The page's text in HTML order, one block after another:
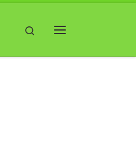
Search